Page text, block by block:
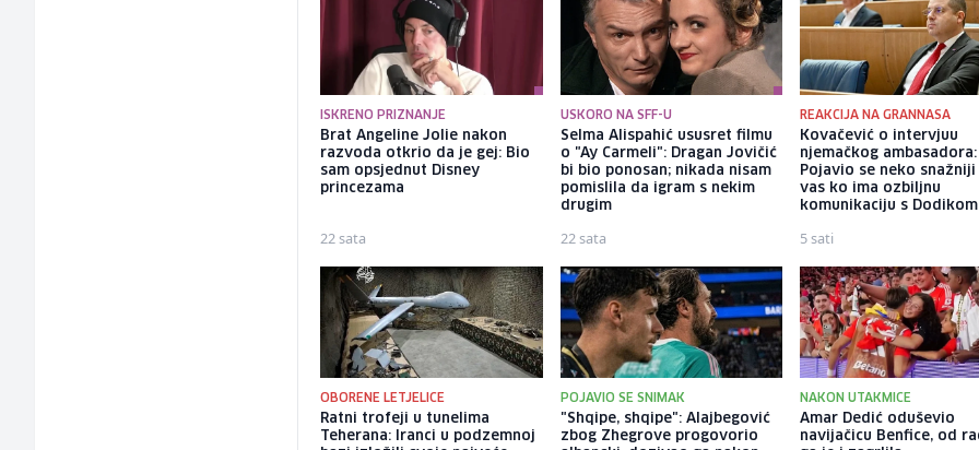
ISKRENO PRIZNANJE
Brat Angeline Jolie nakon
razvoda otkrio da je gej: Bio
sam opsjednut Disney
princezama
22 sata
USKORO NA SFF-U
Selma Alispahić ususret filmu
o "Ay Carmeli": Dragan Jovičić
bi bio ponosan; nikada nisam
pomislila da igram s nekim
drugim
22 sata
REAKCIJA NA GRANNASA
Kovačević o intervjuu
njemačkog ambasadora:
Pojavio se neko
vas ko ima ozbiljnu
komunikaciju s Dodikom
5 sati
OBORENE LETJELICE
Ratni trofeji u tunelima
Teherana: Iranci u podzemnoj
POJAVIO SE SNIMAK
"Shqipe, shqipe": Alajbegović
zbog Zhegrove progovorio
NAKON UTAKMICE
Amar Dedić oduševio
navijačicu Benfice, od